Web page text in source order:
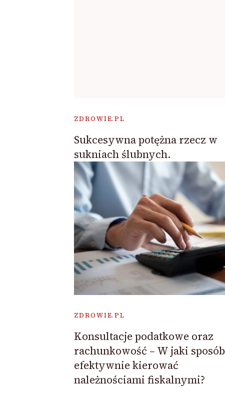
ZDROWIE.PL
Sukcesywna potężna rzecz w
sukniach ślubnych.
ZDROWIE.PL
Konsultacje podatkowe oraz
rachunkowość – W jaki sposób
efektywnie kierować
należnościami fiskalnymi?